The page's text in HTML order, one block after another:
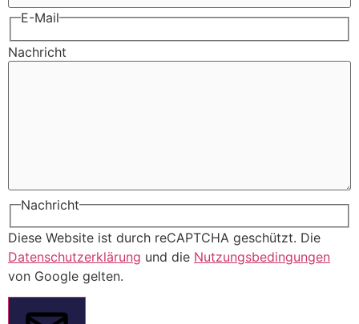
E-Mail
Nachricht
Nachricht
Diese Website ist durch reCAPTCHA geschützt. Die
Datenschutzerklärung und die Nutzungsbedingungen
von Google gelten.